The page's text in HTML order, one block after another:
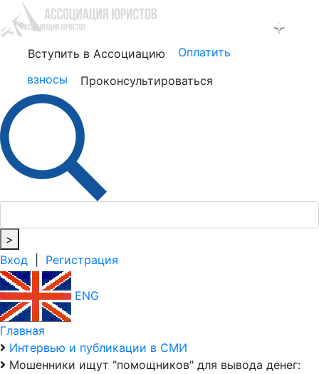
Вступить в Ассоциацию
Оплатить
взносы
Проконсультироваться
>
Вход
Регистрация
ENG
Главная
Интервью и публикации в СМИ
Мошенники ищут "помощников" для вывода денег: